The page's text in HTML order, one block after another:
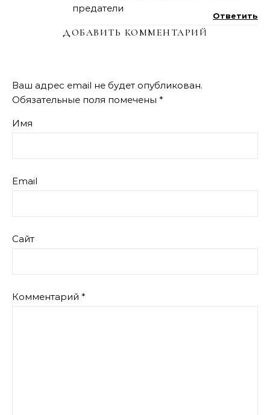
предатели
Ответить
ДОБАВИТЬ КОММЕНТАРИЙ
Ваш адрес email не будет опубликован.
Обязательные поля помечены *
Имя
Email
Сайт
Комментарий *